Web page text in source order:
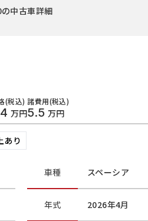
中古車詳細
(税込)
万円
諸費用(税込)
5.5 万円
あり
車種 スペーシア
年式 2026年4月